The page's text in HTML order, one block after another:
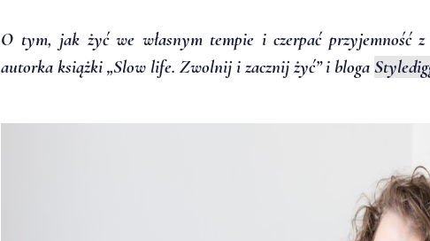
O tym, jak żyć we własnym tempie i czerpać przyjemność z
autorka książki „Slow life. Zwolnij i zacznij żyć” i bloga